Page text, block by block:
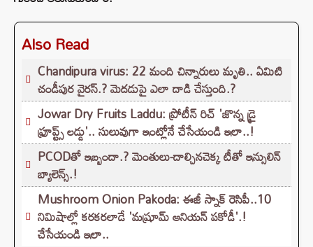
Also Read
Chandipura virus: 22 మంది చిన్నారులు మృతి.. ఏమిటి
చండీపుర వైరస్.? మెదడుపై ఎలా దాడి చేస్తుంది.?
Jowar Dry Fruits Laddu: ప్రోటీన్ రిచ్ 'జొన్న డ్రై
ఫ్రూప్ట్స్ లడ్డు'.. సులువుగా ఇంట్లోనే చేసేయండి ఇలా..!
PCODతో ఇబ్బందా.? మెంతులు-దాల్చినచెక్క టీతో ఇన్సులిన్
బ్యాలెన్స్.!
Mushroom Onion Pakoda: ఈజీ స్నాక్ రెసిపీ..10
నిమిషాల్లో కరకరలాడే 'మష్రూమ్ ఆనియన్ పకోడీ'.!
చేసేయండి ఇలా..